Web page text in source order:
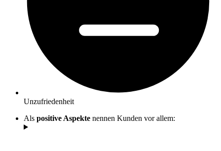
Unzufriedenheit
Als positive Aspekte nennen Kunden vor allem: